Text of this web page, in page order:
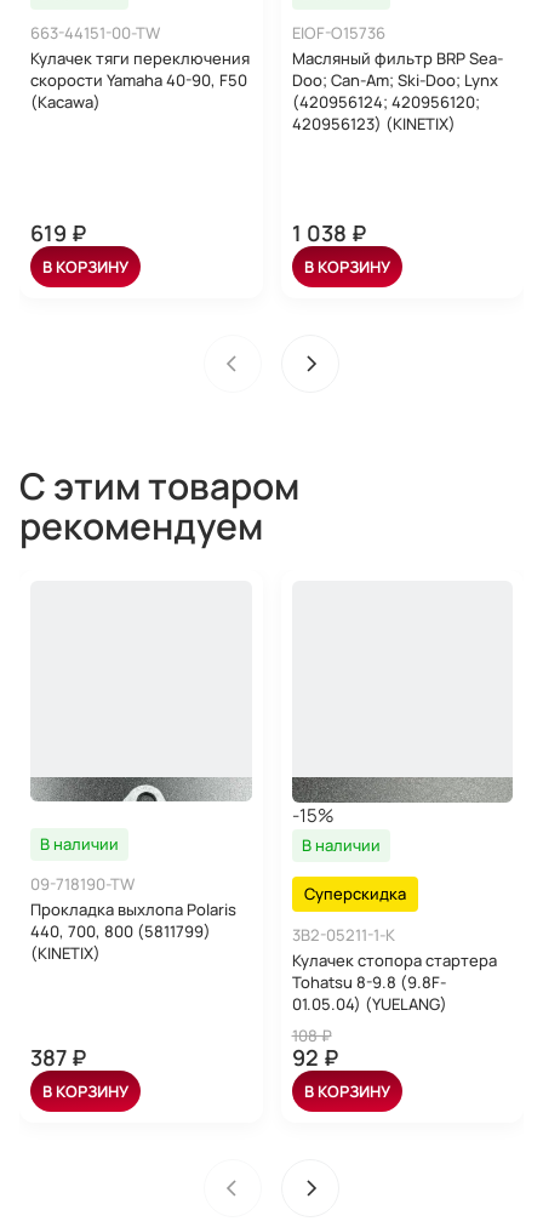
663-44151-00-TW
Кулачек тяги переключения
скорости Yamaha 40-90, F50
(Kacawa)
619 ₽
В КОРЗИНУ
EIOF-O15736
Масляный фильтр BRP Sea-
Doo; Can-Am; Ski-Doo; Lynx
(420956124; 420956120;
420956123) (KINETIX)
1 038 ₽
В КОРЗИНУ
С этим товаром
рекомендуем
В наличии
09-718190-TW
Прокладка выхлопа Polaris
440, 700, 800 (5811799)
(KINETIX)
387 ₽
В КОРЗИНУ
-15%
В наличии
Суперскидка
3B2-05211-1-K
Кулачек стопора стартера
Tohatsu 8-9.8 (9.8F-
01.05.04) (YUELANG)
108 ₽
92 ₽
В КОРЗИНУ